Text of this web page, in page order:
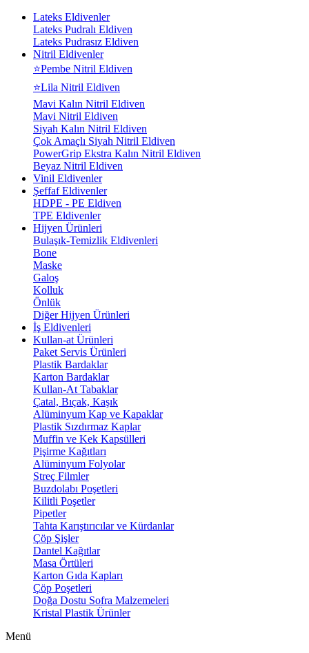
Lateks Eldivenler
Lateks Pudralı Eldiven
Lateks Pudrasız Eldiven
Nitril Eldivenler
⭐Pembe Nitril Eldiven
⭐Lila Nitril Eldiven
Mavi Kalın Nitril Eldiven
Mavi Nitril Eldiven
Siyah Kalın Nitril Eldiven
Çok Amaçlı Siyah Nitril Eldiven
PowerGrip Ekstra Kalın Nitril Eldiven
Beyaz Nitril Eldiven
Vinil Eldivenler
Şeffaf Eldivenler
HDPE - PE Eldiven
TPE Eldivenler
Hijyen Ürünleri
Bulaşık-Temizlik Eldivenleri
Bone
Maske
Galoş
Kolluk
Önlük
Diğer Hijyen Ürünleri
İş Eldivenleri
Kullan-at Ürünleri
Paket Servis Ürünleri
Plastik Bardaklar
Karton Bardaklar
Kullan-At Tabaklar
Çatal, Bıçak, Kaşık
Alüminyum Kap ve Kapaklar
Plastik Sızdırmaz Kaplar
Muffin ve Kek Kapsülleri
Pişirme Kağıtları
Alüminyum Folyolar
Streç Filmler
Buzdolabı Poşetleri
Kilitli Poşetler
Pipetler
Tahta Karıştırıcılar ve Kürdanlar
Çöp Şişler
Dantel Kağıtlar
Masa Örtüleri
Karton Gıda Kapları
Çöp Poşetleri
Doğa Dostu Sofra Malzemeleri
Kristal Plastik Ürünler
Menü